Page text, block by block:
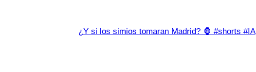
¿Y si los simios tomaran Madrid? 🦍 #shorts #IA